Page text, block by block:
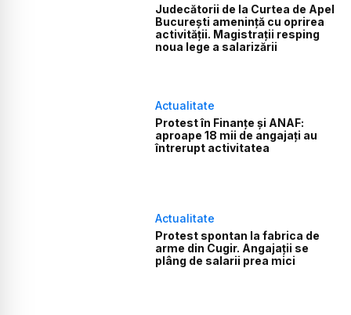
Judecătorii de la Curtea de Apel
București amenință cu oprirea
activității. Magistrații resping
noua lege a salarizării
Actualitate
Protest în Finanțe și ANAF:
aproape 18 mii de angajați au
întrerupt activitatea
Actualitate
Protest spontan la fabrica de
arme din Cugir. Angajații se
plâng de salarii prea mici